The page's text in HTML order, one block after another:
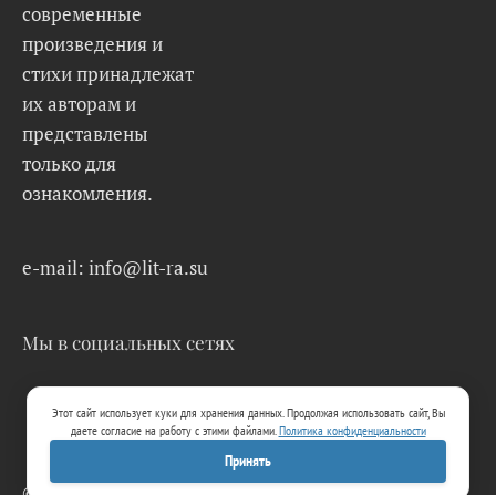
современные
произведения и
стихи принадлежат
их авторам и
представлены
только для
ознакомления.
e-mail: info@lit-ra.su
Мы в социальных сетях
Этот сайт использует куки для хранения данных. Продолжая использовать сайт, Вы
даете согласие на работу с этими файлами.Политика конфиденциальности
Принять